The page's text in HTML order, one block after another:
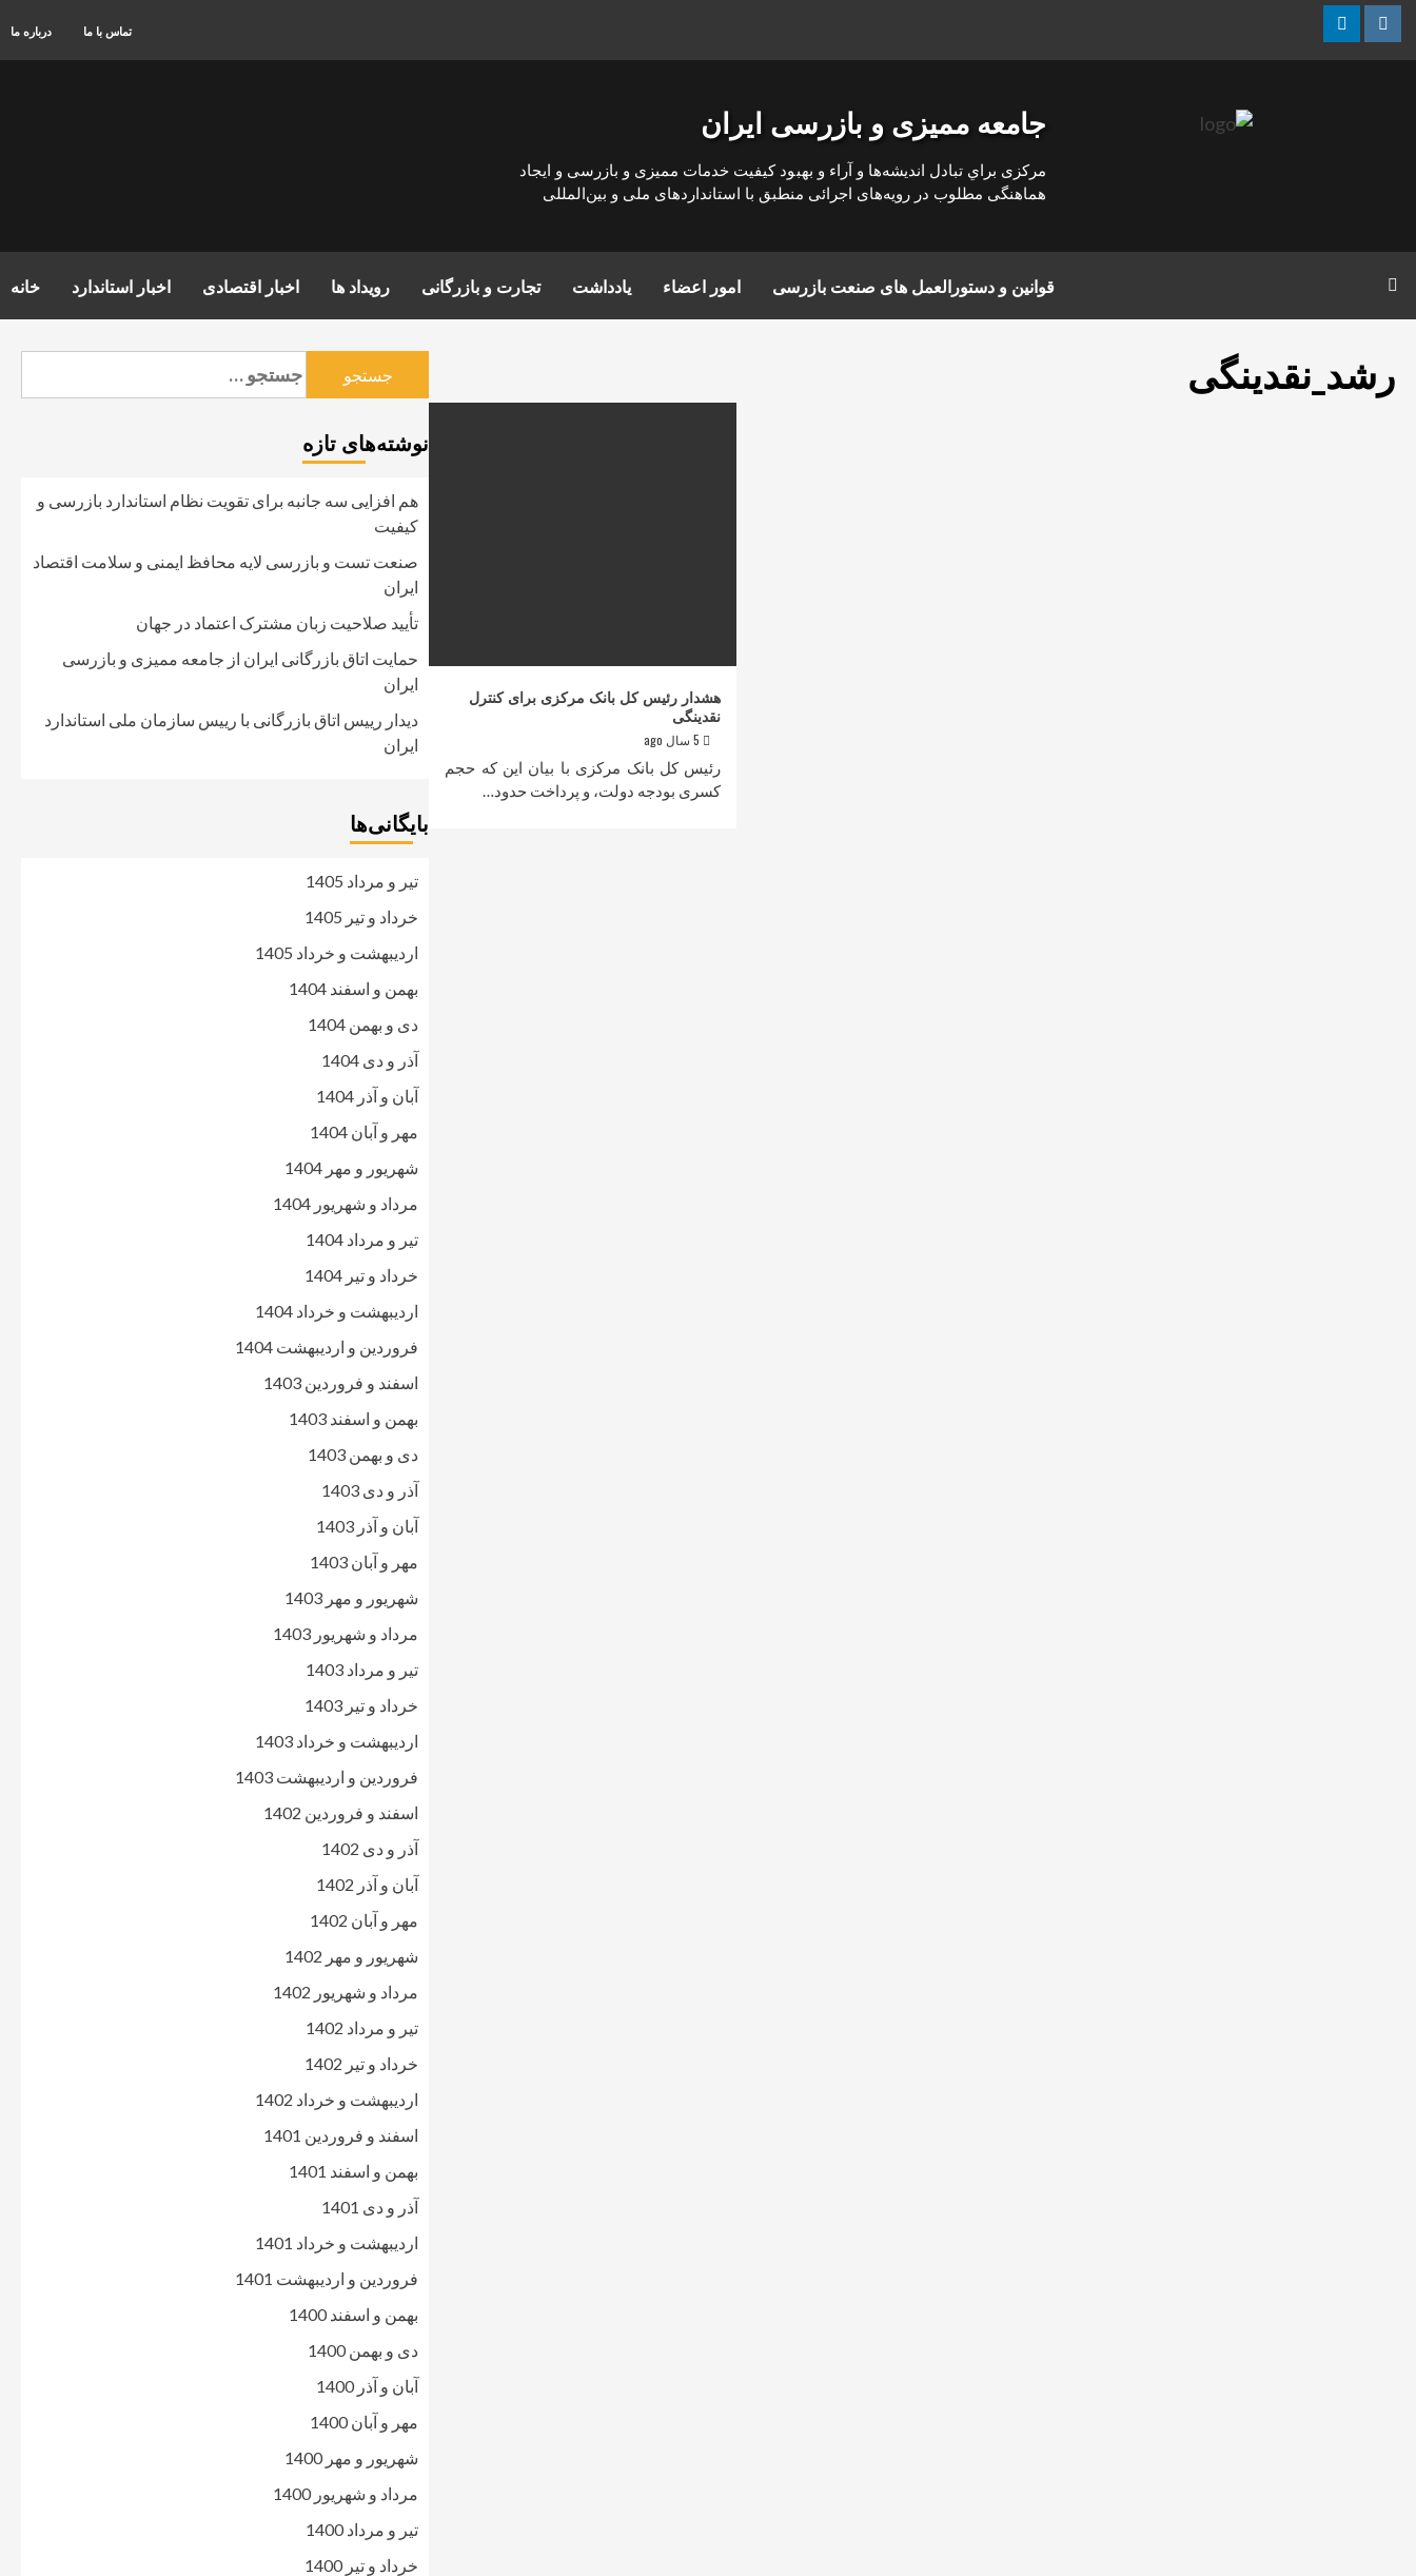
پرش
درباره ما تماس با ما Instagram
Linkedin
جامعه ممیزی و بازرسی ایران
مركزی براي تبادل انديشه‌ها و آراء و بهبود كيفيت خدمات مميزی و بازرسی و ايجاد
هماهنگی مطلوب در رويه‌های اجرائی منطبق با استانداردهای ملی و بين‌المللی
خانه اخبار استاندارد اخبار اقتصادی رویداد ها تجارت و بازرگانی یادداشت امور اعضاء قوانین و دستورالعمل های صنعت بازرسی
رشد_نقدینگی
هشدار رئیس کل بانک مرکزی برای کنترل
نقدینگی
رئیس کل بانک مرکزی با بیان این که حجم
کسری بودجه دولت، و پرداخت حدود…
برای:
نوشته‌های تازه
هم افزایی سه جانبه برای تقویت نظام استاندارد بازرسی و
کیفیت
صنعت تست و بازرسی لایه محافظ ایمنی و سلامت اقتصاد
ایران
تأیید صلاحیت زبان مشترک اعتماد در جهان
حمایت اتاق بازرگانی ایران از جامعه ممیزی و بازرسی
ایران
دیدار رییس اتاق بازرگانی با رییس سازمان ملی استاندارد
ایران
بایگانی‌ها
تیر و مرداد 1405
خرداد و تیر 1405
اردیبهشت و خرداد 1405
بهمن و اسفند 1404
دی و بهمن 1404
آذر و دی 1404
آبان و آذر 1404
مهر و آبان 1404
شهریور و مهر 1404
مرداد و شهریور 1404
تیر و مرداد 1404
خرداد و تیر 1404
اردیبهشت و خرداد 1404
فروردین و اردیبهشت 1404
اسفند و فروردین 1403
بهمن و اسفند 1403
دی و بهمن 1403
آذر و دی 1403
آبان و آذر 1403
مهر و آبان 1403
شهریور و مهر 1403
مرداد و شهریور 1403
تیر و مرداد 1403
خرداد و تیر 1403
اردیبهشت و خرداد 1403
فروردین و اردیبهشت 1403
اسفند و فروردین 1402
آذر و دی 1402
آبان و آذر 1402
مهر و آبان 1402
شهریور و مهر 1402
مرداد و شهریور 1402
تیر و مرداد 1402
خرداد و تیر 1402
اردیبهشت و خرداد 1402
اسفند و فروردین 1401
بهمن و اسفند 1401
آذر و دی 1401
اردیبهشت و خرداد 1401
فروردین و اردیبهشت 1401
بهمن و اسفند 1400
دی و بهمن 1400
آبان و آذر 1400
مهر و آبان 1400
شهریور و مهر 1400
مرداد و شهریور 1400
تیر و مرداد 1400
خرداد و تیر 1400